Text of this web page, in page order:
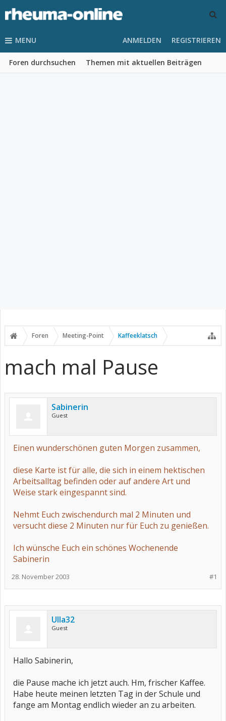
MENU
Foren durchsuchen Themen mit aktuellen Beiträgen
ANMELDEN REGISTRIEREN
Foren Meeting-Point Kaffeeklatsch
mach mal Pause
Sabinerin
Guest
Einen wunderschönen guten Morgen zusammen,
diese Karte ist für alle, die sich in einem hektischen
Arbeitsalltag befinden oder auf andere Art und
Weise stark eingespannt sind.
Nehmt Euch zwischendurch mal 2 Minuten und
versucht diese 2 Minuten nur für Euch zu genießen.
Ich wünsche Euch ein schönes Wochenende
Sabinerin
#1
28. November 2003
Ulla32
Guest
Hallo Sabinerin,
die Pause mache ich jetzt auch. Hm, frischer Kaffee.
Habe heute meinen letzten Tag in der Schule und
fange am Montag endlich wieder an zu arbeiten.